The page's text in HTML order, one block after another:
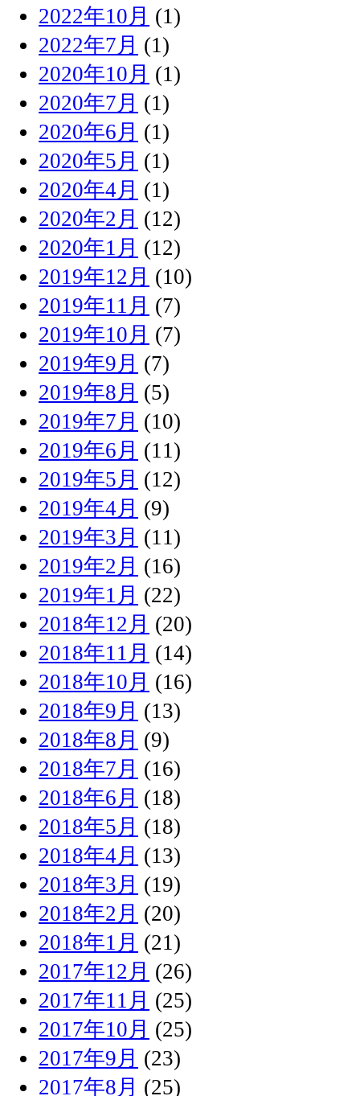
2022年10月 (1)
2022年7月 (1)
2020年10月 (1)
2020年7月 (1)
2020年6月 (1)
2020年5月 (1)
2020年4月 (1)
2020年2月 (12)
2020年1月 (12)
2019年12月 (10)
2019年11月 (7)
2019年10月 (7)
2019年9月 (7)
2019年8月 (5)
2019年7月 (10)
2019年6月 (11)
2019年5月 (12)
2019年4月 (9)
2019年3月 (11)
2019年2月 (16)
2019年1月 (22)
2018年12月 (20)
2018年11月 (14)
2018年10月 (16)
2018年9月 (13)
2018年8月 (9)
2018年7月 (16)
2018年6月 (18)
2018年5月 (18)
2018年4月 (13)
2018年3月 (19)
2018年2月 (20)
2018年1月 (21)
2017年12月 (26)
2017年11月 (25)
2017年10月 (25)
2017年9月 (23)
2017年8月 (25)